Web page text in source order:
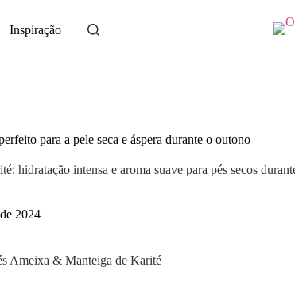
Inspiração
para a pele seca e áspera durante o outono
hidratação intensa e aroma suave para pés secos
2024